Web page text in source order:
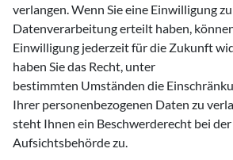
verlangen. Wenn Sie eine Einwilligung
Datenverarbeitung erteilt haben,
Einwilligung jederzeit für die Zukunft
haben Sie das Recht, unter
bestimmten Umständen die
Ihrer personenbezogenen Daten zu
steht Ihnen ein Beschwerderecht bei
Aufsichtsbehörde zu.